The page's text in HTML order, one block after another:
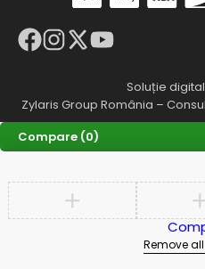
Soluție
Zylaris Group România –
Compare (0)
Remove